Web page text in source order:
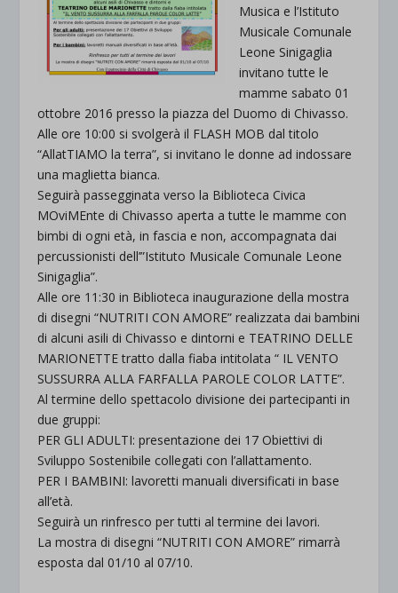
Musica e l’Istituto
Musicale Comunale
Leone Sinigaglia
invitano tutte le
mamme sabato 01
ottobre 2016 presso la piazza del Duomo di Chivasso.
Alle ore 10:00 si svolgerà il FLASH MOB dal titolo
“AllatTIAMO la terra”, si invitano le donne ad indossare
una maglietta bianca.
Seguirà passegginata verso la Biblioteca Civica
MOviMEnte di Chivasso aperta a tutte le mamme con
bimbi di ogni età, in fascia e non, accompagnata dai
percussionisti dell’”Istituto Musicale Comunale Leone
Sinigaglia”.
Alle ore 11:30 in Biblioteca inaugurazione della mostra
di disegni “NUTRITI CON AMORE” realizzata dai bambini
di alcuni asili di Chivasso e dintorni e TEATRINO DELLE
MARIONETTE tratto dalla fiaba intitolata “ IL VENTO
SUSSURRA ALLA FARFALLA PAROLE COLOR LATTE”.
Al termine dello spettacolo divisione dei partecipanti in
due gruppi:
PER GLI ADULTI: presentazione dei 17 Obiettivi di
Sviluppo Sostenibile collegati con l’allattamento.
PER I BAMBINI: lavoretti manuali diversificati in base
all’età.
Seguirà un rinfresco per tutti al termine dei lavori.
La mostra di disegni “NUTRITI CON AMORE” rimarrà
esposta dal 01/10 al 07/10.